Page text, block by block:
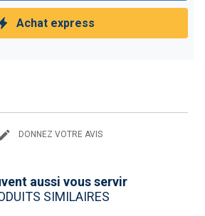
Achat express
DONNEZ VOTRE AVIS
aussi vous servir
SIMILAIRES